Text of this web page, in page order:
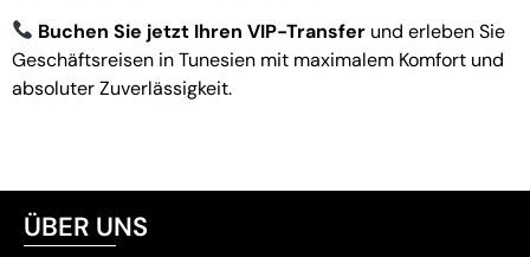
Buchen Sie jetzt Ihren VIP-Transfer und erleben Sie
Geschäftsreisen in Tunesien mit maximalem Komfort und
absoluter Zuverlässigkeit.
ÜBER UNS